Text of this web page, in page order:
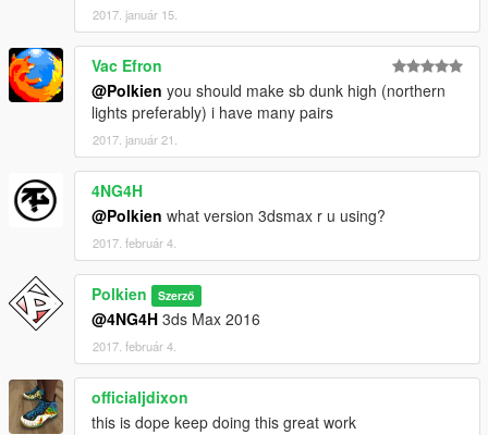
2017. január 15.
Vac Efron
@Polkien you should make sb dunk high (northern
lights preferably) i have many pairs
2017. január 21.
4NG4H
@Polkien what version 3dsmax r u using?
2017. február 4.
Polkien Szerző
@4NG4H 3ds Max 2016
2017. február 4.
officialjdixon
this is dope keep doing this great work